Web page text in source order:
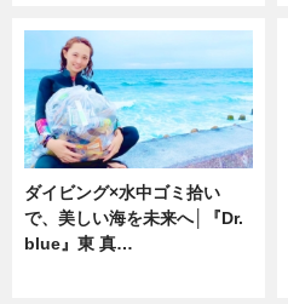
ダイビング×水中ゴミ拾い
で、美しい海を未来へ│『Dr.
blue』東 真…